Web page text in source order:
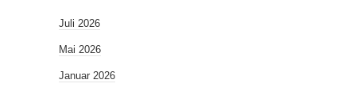
Juli 2026
Mai 2026
Januar 2026